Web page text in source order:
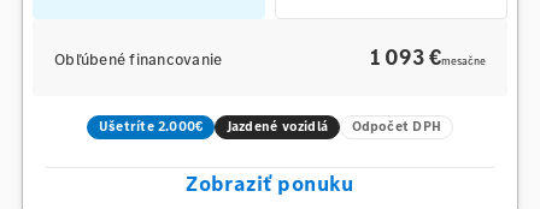
Obľúbené financovanie 1 093 €mesačne
Ušetríte 2.000€ Jazdené vozidlá Odpočet DPH
Zobraziť ponuku